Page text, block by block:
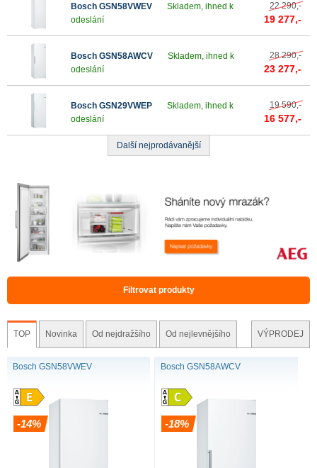
Bosch GSN58VWEV
Skladem, ihned k
odeslání
22 290,-
19 277,-
Bosch GSN58AWCV
Skladem, ihned k
odeslání
28 290,-
23 277,-
Bosch GSN29VWEP
Skladem, ihned k
odeslání
19 590,-
16 577,-
Další nejprodávanější
Filtrovat produkty
TOP Novinka Od nejdražšího Od nejlevnějšího VÝPRODEJ
Bosch GSN58VWEV
-14%
Bosch GSN58AWCV
-18%